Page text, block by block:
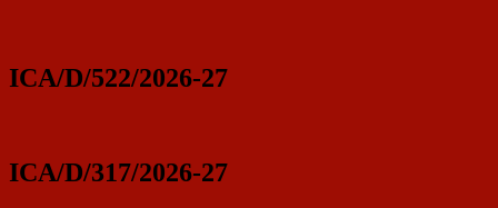
ICA/D/522/2026-27
ICA/D/317/2026-27